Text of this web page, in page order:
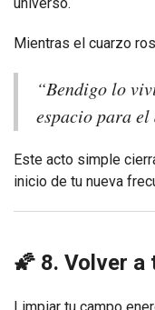
Mientras el cuarzo
“Bendigo lo
espacio para el
Este acto simple
inicio de tu nueva
🌠 8. Volver a